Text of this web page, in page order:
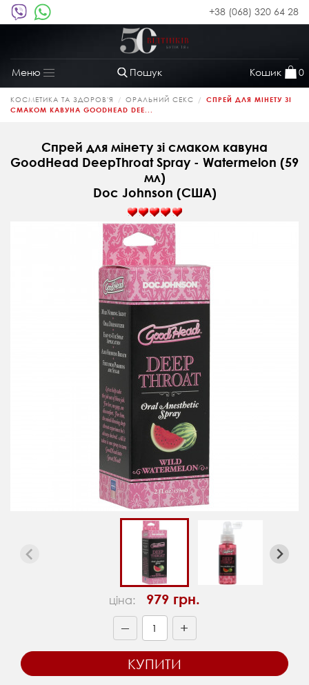
+38 (068) 320 64 28
Пошук Кошик 0
Меню
Toggle
navigation
КОСМЕТИКА ТА ЗДОРОВ'Я ОРАЛЬНИЙ СЕКС
СПРЕЙ ДЛЯ МІНЕТУ ЗІ
СМАКОМ КАВУНА GOODHEAD DEE...
Спрей для мінету зі смаком кавуна
GoodHead DeepThroat Spray - Watermelon (59
мл)
Doc Johnson (CША)
ціна: 979 грн.
— +
КУПИТИ